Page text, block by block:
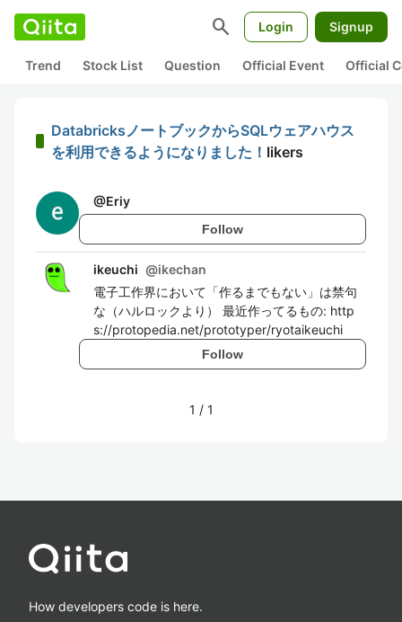
search Login Signup
Trend Stock List Question Official Event Official
DatabricksノートブックからSQLウェアハウス
を利用できるようになりました！ likers
@Eriy
Follow
ikeuchi @ikechan
電子工作界において「作るまでもない」は禁句
な（ハルロックより） 最近作ってるもの: http
s://protopedia.net/prototyper/ryotaikeuchi
Follow
1 / 1
How developers code is here.